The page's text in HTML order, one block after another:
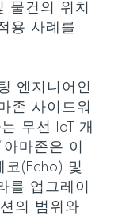
물건의 위치
용 사례를
엔지니어인
존 사이드워
무선 IoT 개
마존은 이
(Echo) 및
를 업그레이
의 범위와